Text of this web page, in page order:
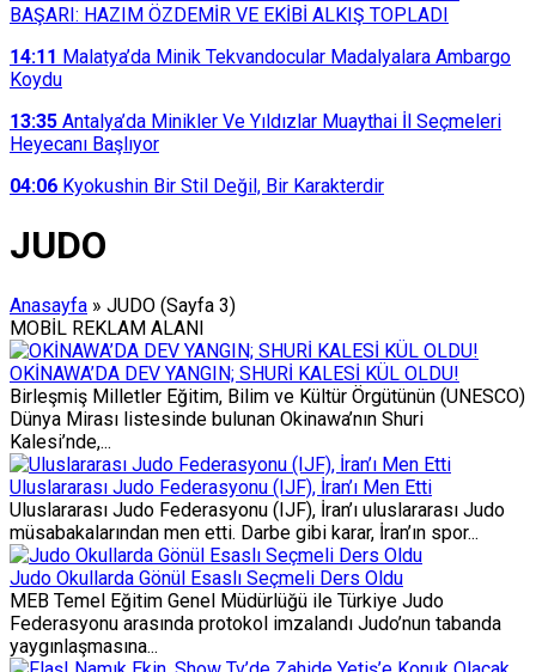
BAŞARI: HAZIM ÖZDEMİR VE EKİBİ ALKIŞ TOPLADI
14:11 Malatya’da Minik Tekvandocular Madalyalara Ambargo
Koydu
13:35 Antalya’da Minikler Ve Yıldızlar Muaythai İl Seçmeleri
Heyecanı Başlıyor
04:06 Kyokushin Bir Stil Değil, Bir Karakterdir
JUDO
Anasayfa » JUDO (Sayfa 3)
MOBİL REKLAM ALANI
OKİNAWA’DA DEV YANGIN; SHURİ KALESİ KÜL OLDU!
Birleşmiş Milletler Eğitim, Bilim ve Kültür Örgütünün (UNESCO)
Dünya Mirası listesinde bulunan Okinawa’nın Shuri
Kalesi’nde,...
Uluslararası Judo Federasyonu (IJF), İran’ı Men Etti
Uluslararası Judo Federasyonu (IJF), İran’ı uluslararası Judo
müsabakalarından men etti. Darbe gibi karar, İran’ın spor...
Judo Okullarda Gönül Esaslı Seçmeli Ders Oldu
MEB Temel Eğitim Genel Müdürlüğü ile Türkiye Judo
Federasyonu arasında protokol imzalandı Judo’nun tabanda
yaygınlaşmasına...